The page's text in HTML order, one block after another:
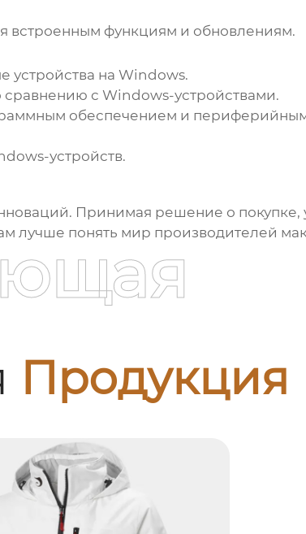
встроенным функциям и обновлениям.
устройства на Windows.
с Windows-устройствами.
обеспечением и
устройств.
Принимая решение о покупке,
лучше понять мир производителей
Продукция